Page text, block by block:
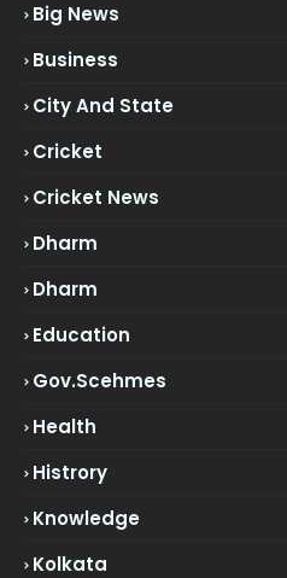
Big News
Business
City And State
Cricket
Cricket News
Dharm
Dharm
Education
Gov.scehmes
Health
Histrory
Knowledge
Kolkata